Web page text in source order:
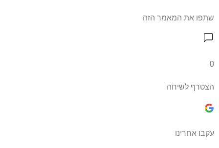
שתפו את המאמר הזה
0
הצטרף לשיחה
עקבו אחרינו